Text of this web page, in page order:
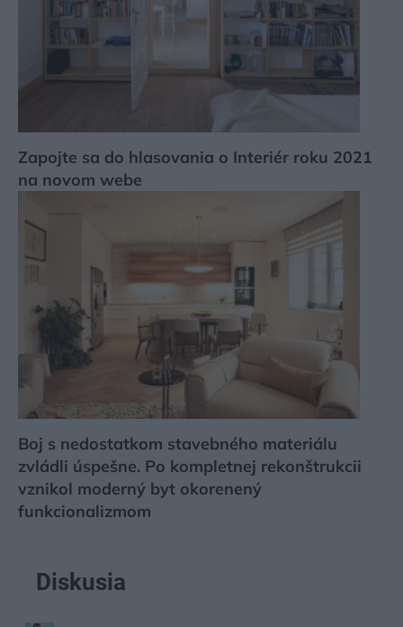
Zapojte sa do hlasovania o Interiér roku 2021
na novom webe
Boj s nedostatkom stavebného materiálu
zvládli úspešne. Po kompletnej rekonštrukcii
vznikol moderný byt okorenený
funkcionalizmom
Diskusia